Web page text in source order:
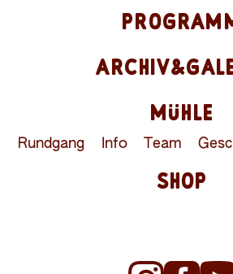
MÜHLE
Rundgang Info Team
SHOP